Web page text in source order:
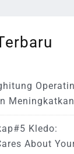
Kledo:
About